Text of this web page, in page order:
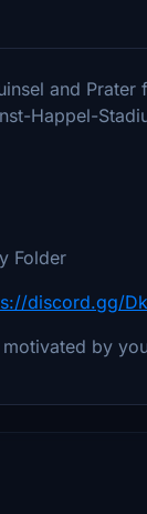
and
Happel-
Folder
discord.gg/
by